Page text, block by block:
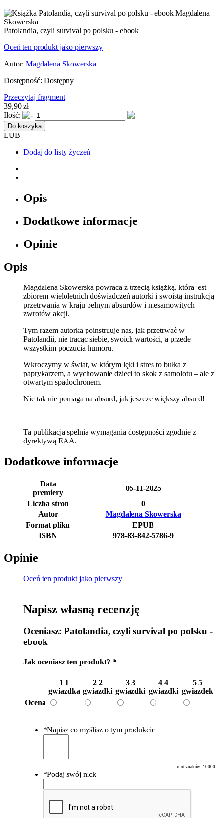
Patolandia, czyli survival po polsku - ebook
Oceń ten produkt jako pierwszy
Autor: Magdalena Skowerska
Dostępność: Dostępny
Przeczytaj fragment
39,90 zł
Ilość:
Do koszyka
LUB
Dodaj do listy życzeń
Opis
Dodatkowe informacje
Opinie
Opis
Magdalena Skowerska powraca z trzecią książką, która jest
zbiorem wieloletnich doświadczeń autorki i swoistą instrukcją
przetrwania w kraju pełnym absurdów i niesamowitych
zwrotów akcji.
Tym razem autorka poinstruuje nas, jak przetrwać w
Patolandii, nie tracąc siebie, swoich wartości, a przede
wszystkim poczucia humoru.
Wkroczymy w świat, w którym lęki i stres to bułka z
paprykarzem, a wychowanie dzieci to skok z samolotu – ale z
otwartym spadochronem.
Nic tak nie pomaga na absurd, jak jeszcze większy absurd!
Ta publikacja spełnia wymagania dostępności zgodnie z
dyrektywą EAA.
Dodatkowe informacje
Data
premiery
05-11-2025
Liczba stron
0
Autor
Magdalena Skowerska
Format pliku
EPUB
ISBN
978-83-842-5786-9
Opinie
Oceń ten produkt jako pierwszy
Napisz własną recenzję
Oceniasz: Patolandia, czyli survival po polsku -
ebook
Jak oceniasz ten produkt? *
1 1
gwiazdka
2 2
gwiazdki
3 3
gwiazdki
4 4
gwiazdki
5 5
gwiazdek
Ocena
*Napisz co myślisz o tym produkcie
Limit znaków: 10000
*Podaj swój nick